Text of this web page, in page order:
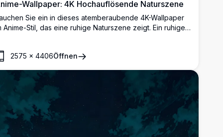
Wallpaper: 4K Hochauflösende Naturszene
Sie ein in dieses atemberaubende 4K-Wallpaper
Anime-Stil, das eine ruhige Naturszene zeigt. Ein ruhiger
Sonne, die goldene Strahlen wirft. Eine
lebendige Farben und detaillierte Kunstfertigkeit.
um Ihren Desktop- oder Mobilbildschirm mit seinen
hochwertigen visuellen Eindrücken zu
2575 × 4406Öffnen